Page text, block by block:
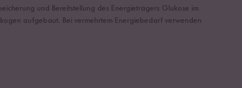
und Bereitstellung des Energieträgers Glukose im
aufgebaut. Bei vermehrtem Energiebedarf verwenden